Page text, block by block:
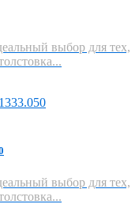
выбор для тех,
выбор для тех,